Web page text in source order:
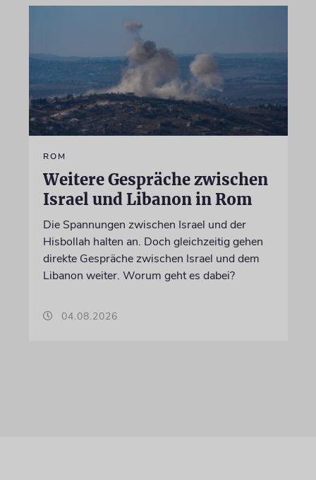
ROM
Weitere Gespräche zwischen
Israel und Libanon in Rom
Die Spannungen zwischen Israel und der
Hisbollah halten an. Doch gleichzeitig gehen
direkte Gespräche zwischen Israel und dem
Libanon weiter. Worum geht es dabei?
04.08.2026